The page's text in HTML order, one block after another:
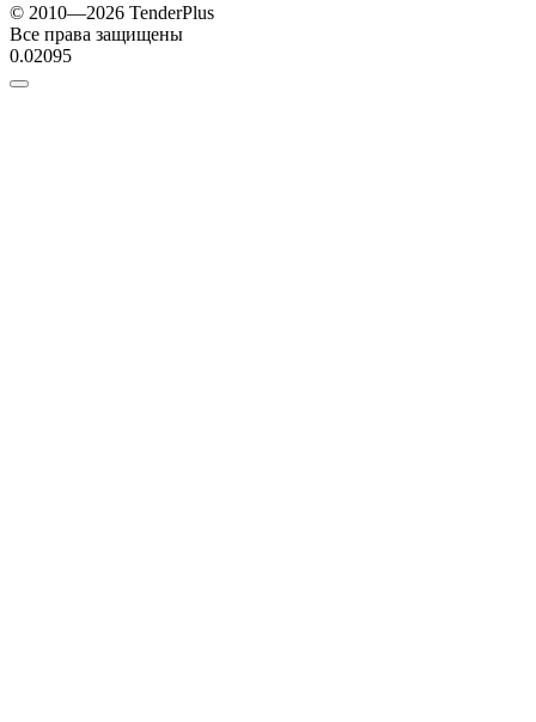
© 2010—2026 TenderPlus
Все права защищены
0.02095